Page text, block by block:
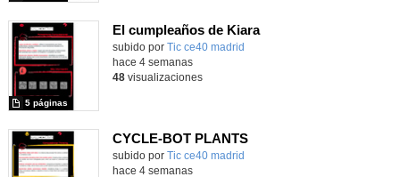
El cumpleaños de Kiara
subido por Tic ce40 madrid
5 páginas
hace 4 semanas
48visualizaciones
CYCLE-BOT PLANTS
subido por Tic ce40 madrid
hace 4 semanas